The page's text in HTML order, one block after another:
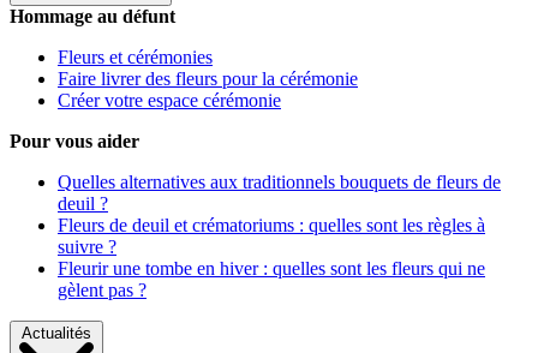
Hommage au défunt
Fleurs et cérémonies
Faire livrer des fleurs pour la cérémonie
Créer votre espace cérémonie
Pour vous aider
Quelles alternatives aux traditionnels bouquets de fleurs de
deuil ?
Fleurs de deuil et crématoriums : quelles sont les règles à
suivre ?
Fleurir une tombe en hiver : quelles sont les fleurs qui ne
gèlent pas ?
Actualités